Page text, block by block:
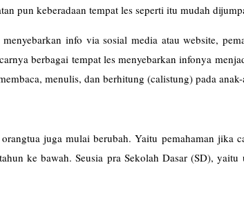
pun keberadaan tempat les seperti itu mudah
info via sosial media atau website,
berbagai tempat les menyebarkan infonya
menulis, dan berhitung (calistung) pada
orangtua juga mulai berubah. Yaitu pemahaman
ke bawah. Seusia pra Sekolah Dasar (SD),